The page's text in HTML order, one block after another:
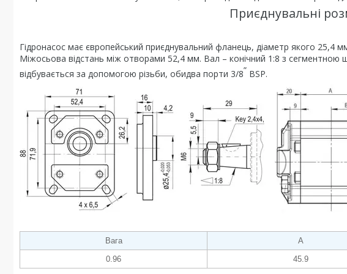
Приєднувальні
Гідронасос має європейський приєднувальний фланець, діаметр якого 25,4
Міжосьова відстань між отворами 52,4 мм. Вал – конічний 1:8 з сегментною
відбувається за допомогою різьби, обидва порти 3/8” BSP.
Вага А
0.96
45.9